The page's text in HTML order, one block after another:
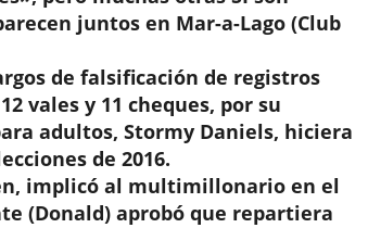
juntos en Mar-a-Lago (Club
de falsificación de registros
vales y 11 cheques, por su
adultos, Stormy Daniels, hiciera
de 2016.
implicó al multimillonario en el
(Donald) aprobó que repartiera